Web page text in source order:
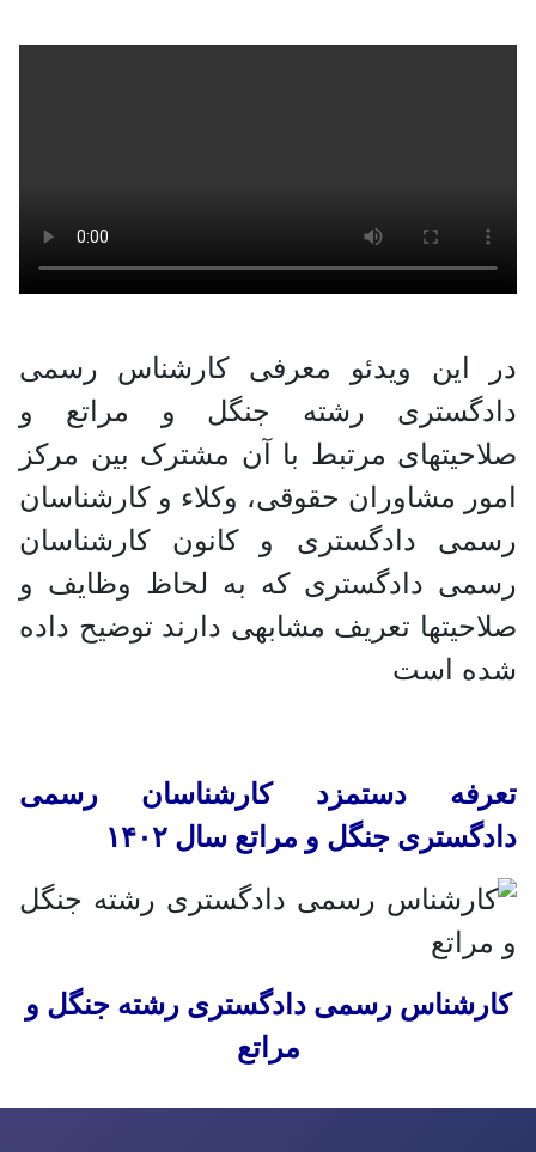
در این ویدئو معرفی کارشناس رسمی
دادگستری رشته جنگل و مراتع و
صلاحیتهای مرتبط با آن مشترک بین مرکز
امور مشاوران حقوقی، وکلاء و کارشناسان
رسمی دادگستری و کانون کارشناسان
رسمی دادگستری که به لحاظ وظایف و
صلاحیتها تعریف مشابهی دارند توضیح داده
شده است
تعرفه دستمزد کارشناسان رسمی
دادگستری جنگل و مراتع سال ۱۴۰۲
کارشناس رسمی دادگستری رشته جنگل و
مراتع